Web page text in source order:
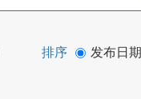
排序 发布日期